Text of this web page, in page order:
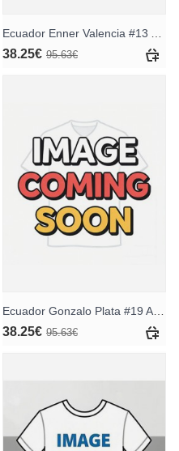
38.25€ 95.63€
38.25€ 95.63€